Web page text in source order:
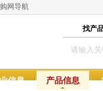
网导航
找产
信息 产品信息